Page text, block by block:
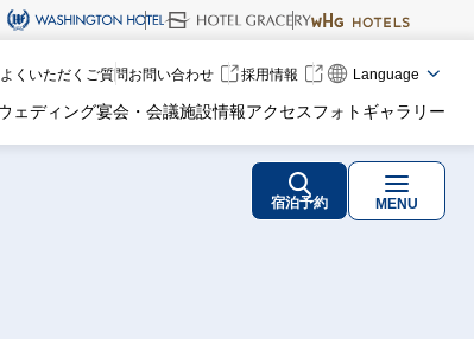
よくいただくご質問お問い合わせ 採用情報 Language
ェディング宴会・会議施設情報アクセスフォトギャラリー
宿泊予約 MENU